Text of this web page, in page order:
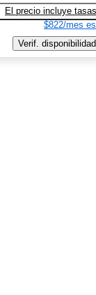
El precio incluye tasas
$822/mes
Verif. disponibilidad